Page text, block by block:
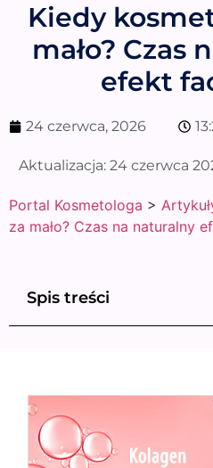
Kiedy
mało? Czas
efekt
24 czerwca, 2026
Aktualizacja: 24 czerwca
Portal Kosmetologa >
za mało? Czas na naturalny
Spis treści